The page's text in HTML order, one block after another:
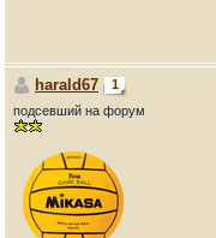
harald67
1
подсевший на форум